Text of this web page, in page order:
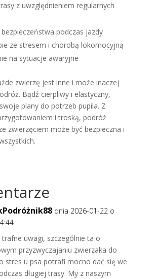
z uwzględnieniem regularnych
podczas jazdy
ze stresem i chorobą lokomocyjną
na sytuacje awaryjne
zwierzę jest inne i może inaczej
Bądź cierpliwy i elastyczny,
plany do potrzeb pupila. Z
i troską, podróż
zwierzęciem może być bezpieczna i
dnia 2026-01-22 o
trafne uwagi, szczególnie ta o
przyzwyczajaniu zwierzaka do
stres u psa potrafi mocno dać się we
długiej trasy. My z naszym